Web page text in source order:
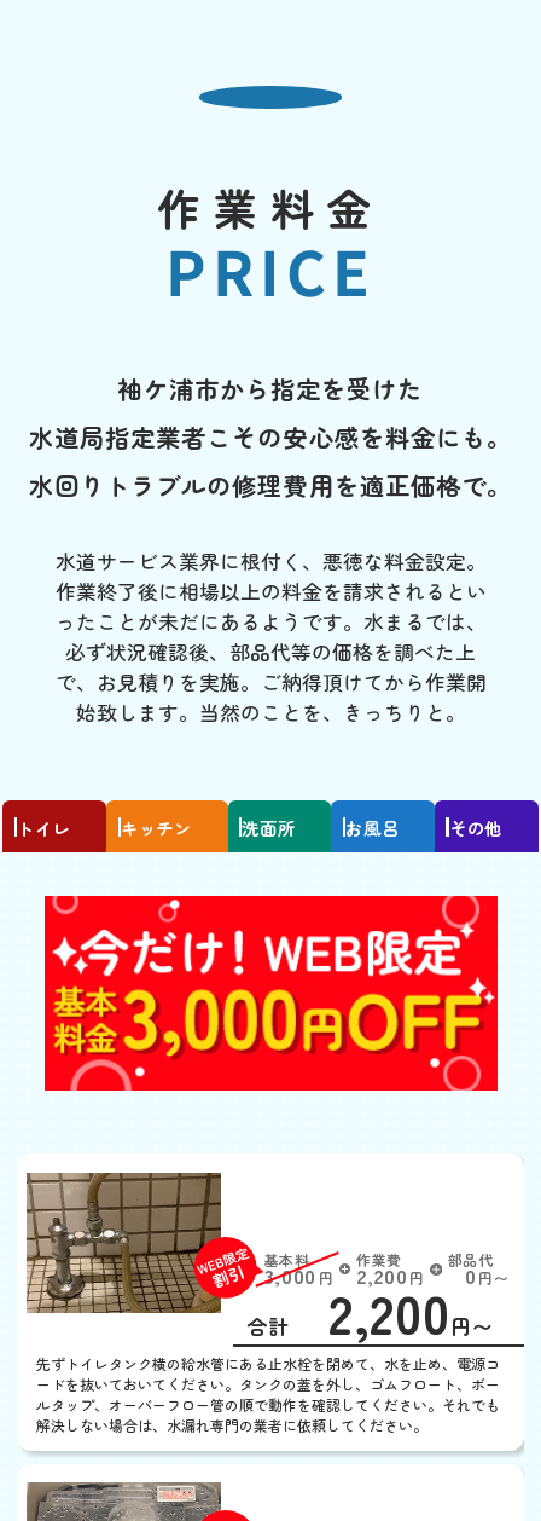
作業料金
PRICE
袖ケ浦市から指定を受けた
水道局指定業者こその安心感を料金にも。
水回りトラブルの修理費用を適正価格で。
水道サービス業界に根付く、悪徳な料金設定。
作業終了後に相場以上の料金を請求されるとい
ったことが未だにあるようです。水まるでは、
必ず状況確認後、部品代等の価格を調べた上
で、お見積りを実施。ご納得頂けてから作業開
始致します。当然のことを、きっちりと。
トイレ キッチン 洗面所 お風呂 その他
基本料
3,000 円 W
EB
限
定
割
引
作業費
2,200 円
部品代
0円〜
合計 2,200 円〜
先ずトイレタンク横の給水管にある止水栓を閉めて、水を止め、電源コ
ードを抜いておいてください。タンクの蓋を外し、ゴムフロート、ボー
ルタップ、オーバーフロー管の順で動作を確認してください。それでも
解決しない場合は、水漏れ専門の業者に依頼してください。